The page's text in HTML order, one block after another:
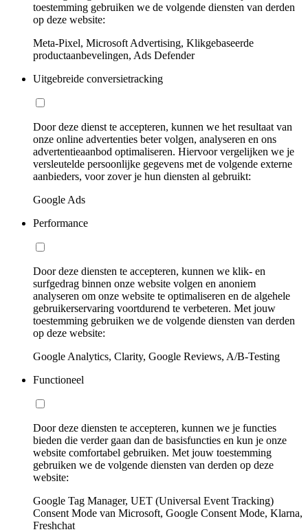
toestemming gebruiken we de volgende diensten van derden
op deze website:
Meta-Pixel, Microsoft Advertising, Klikgebaseerde
productaanbevelingen, Ads Defender
Uitgebreide conversietracking
Door deze dienst te accepteren, kunnen we het resultaat van
onze online advertenties beter volgen, analyseren en ons
advertentieaanbod optimaliseren. Hiervoor vergelijken we je
versleutelde persoonlijke gegevens met de volgende externe
aanbieders, voor zover je hun diensten al gebruikt:
Google Ads
Performance
Door deze diensten te accepteren, kunnen we klik- en
surfgedrag binnen onze website volgen en anoniem
analyseren om onze website te optimaliseren en de algehele
gebruikerservaring voortdurend te verbeteren. Met jouw
toestemming gebruiken we de volgende diensten van derden
op deze website:
Google Analytics, Clarity, Google Reviews, A/B-Testing
Functioneel
Door deze diensten te accepteren, kunnen we je functies
bieden die verder gaan dan de basisfuncties en kun je onze
website comfortabel gebruiken. Met jouw toestemming
gebruiken we de volgende diensten van derden op deze
website:
Google Tag Manager, UET (Universal Event Tracking)
Consent Mode van Microsoft, Google Consent Mode, Klarna,
Freshchat